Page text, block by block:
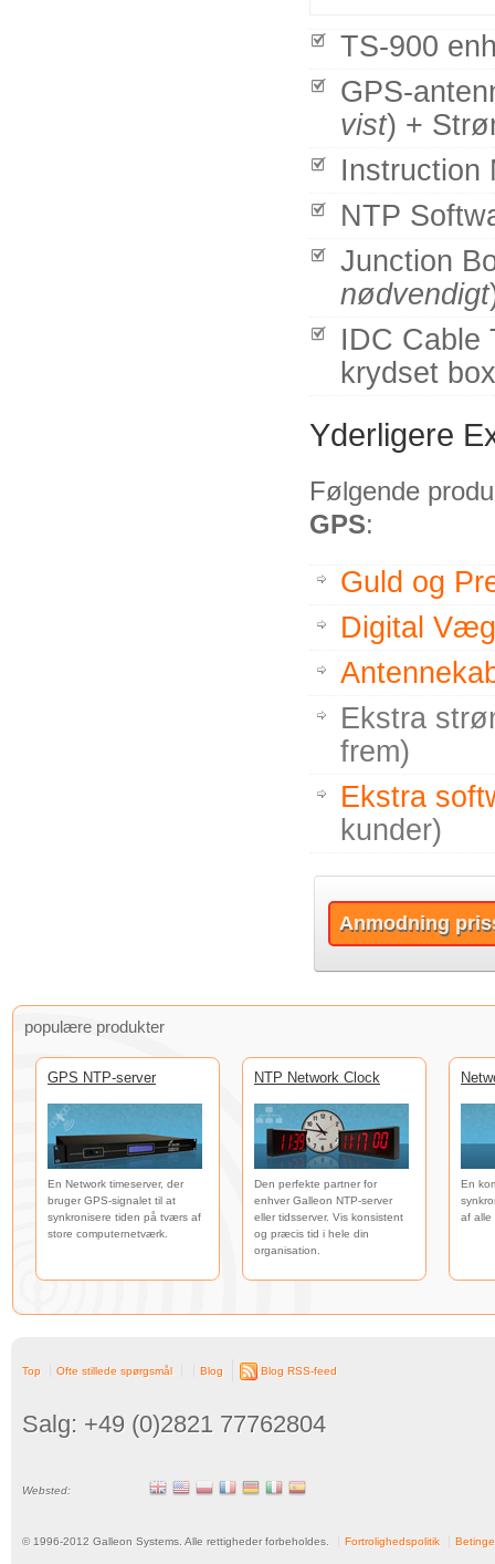
TS-900
GPS-
vist) +
Instruction
NTP
Junction
nødvendigt
IDC Cable
krydset
Yderligere
Følgende
GPS:
Guld og
Digital
Ekstra
frem)
Ekstra
kunder)
Anmodning
populære produkter
GPS NTP-server
En Network timeserver, der
bruger GPS-signalet til at
synkronisere tiden på tværs af
store computernetværk.
NTP Network Clock
Den perfekte partner for
enhver Galleon NTP-server
eller tidsserver. Vis konsistent
og præcis tid i hele din
organisation.
En
af alle
Top Ofte stillede spørgsmål Blog Blog RSS-feed
Salg: +49 (0)2821 77762804
Websted:
© 1996-2012 Galleon Systems. Alle rettigheder forbeholdes. Fortrolighedspolitik